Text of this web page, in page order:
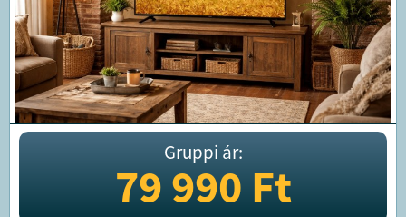
Gruppi ár:
79 990Ft